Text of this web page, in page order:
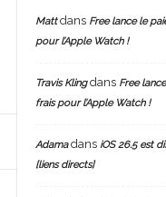
Mattdans Free lance le
pour l’Apple Watch !
Travis Klingdans Free
frais pour l’Apple Watch !
Adamadans iOS 26.5 est
[liens directs]